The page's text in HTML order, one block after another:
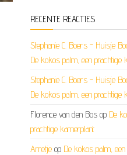
RECENTE REACTIES
Stephanie C. Boers - Huisje
De kokos palm, een prachtige
Stephanie C. Boers - Huisje
De kokos palm, een prachtige
Florence van den Bosop De
prachtige kamerplant
Arretjeop De kokos palm, een